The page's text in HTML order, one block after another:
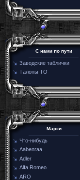
С нами по пути
Заводские таблички
Талоны ТО
Марки
Что-нибудь
Aabenraa
Adler
Alfa Romeo
ARO